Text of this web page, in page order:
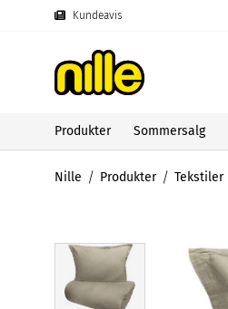
Kundeavis
Produkter Sommersalg
Nille Produkter Tekstiler